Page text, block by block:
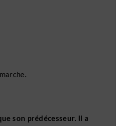
son prédécesseur. Il a